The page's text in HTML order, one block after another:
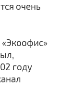
очень
году